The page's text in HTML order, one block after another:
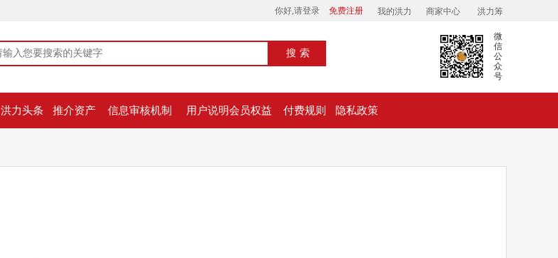
你好,请登录 免费注册 我的洪力 商家中心 洪力筹
搜索
微
信
公
众
号
洪力头条 推介资产 信息审核机制 用户说明会员权益 付费规则 隐私政策